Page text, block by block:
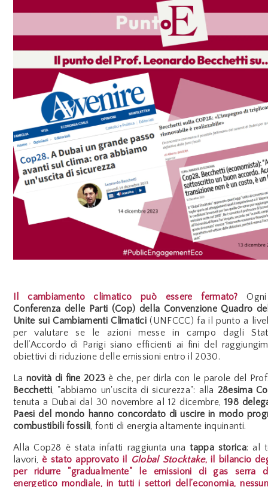
Il cambiamento climatico può essere fermato?
Conferenza delle Parti (Cop) della Convenzione Quadro
Unite sui Cambiamenti Climatici (UNFCCC) fa il punto a
per valutare se le azioni messe in campo dagli
dell’Accordo di Parigi siano efficienti ai fini del
obiettivi di riduzione delle emissioni entro il 2030.
La novità di fine 2023 è che, per dirla con le parole del
Becchetti, "abbiamo un'uscita di sicurezza": alla 28esima
tenuta a Dubai dal 30 novembre al 12 dicembre, 198
Paesi del mondo hanno concordato di uscire in modo
combustibili fossili, fonti di energia altamente inquinanti.
Alla Cop28 è stata infatti raggiunta una tappa storica: al
lavori,è stato approvato il Global Stocktake, il bilancio
per ridurre "gradualmente" le emissioni di gas serra
energetico mondiale, in tutti i settori dell’economia,